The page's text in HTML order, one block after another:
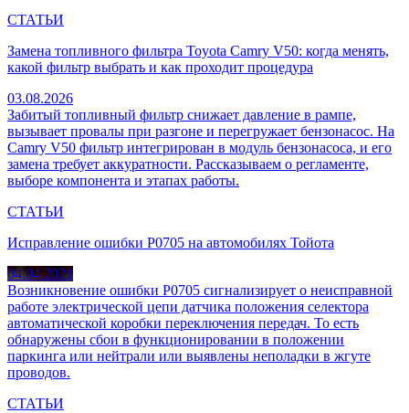
СТАТЬИ
Замена топливного фильтра Toyota Camry V50: когда менять,
какой фильтр выбрать и как проходит процедура
03.08.2026
Забитый топливный фильтр снижает давление в рампе,
вызывает провалы при разгоне и перегружает бензонасос. На
Camry V50 фильтр интегрирован в модуль бензонасоса, и его
замена требует аккуратности. Рассказываем о регламенте,
выборе компонента и этапах работы.
СТАТЬИ
Исправление ошибки P0705 на автомобилях Тойота
04.04.2021
Возникновение ошибки P0705 сигнализирует о неисправной
работе электрической цепи датчика положения селектора
автоматической коробки переключения передач. То есть
обнаружены сбои в функционировании в положении
паркинга или нейтрали или выявлены неполадки в жгуте
проводов.
СТАТЬИ